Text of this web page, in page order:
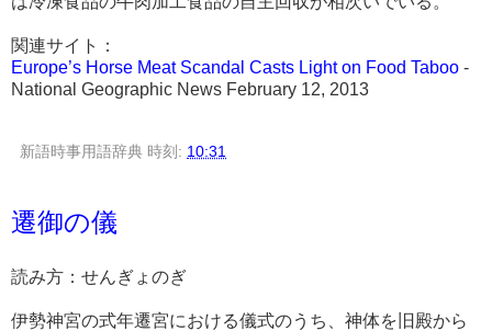
関連サイト：
Europe’s Horse Meat Scandal Casts Light on Food Taboo -
National Geographic News February 12, 2013
新語時事用語辞典 時刻: 10:31
遷御の儀
読み方：せんぎょのぎ
伊勢神宮の式年遷宮における儀式のうち、神体を旧殿から